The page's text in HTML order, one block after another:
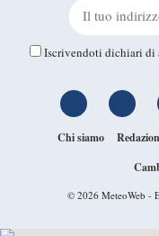
Iscrivendoti dichiari di
Chi siamo
© 2026 MeteoWeb -